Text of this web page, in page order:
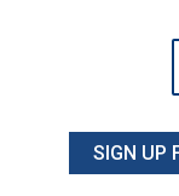
SIGN UP